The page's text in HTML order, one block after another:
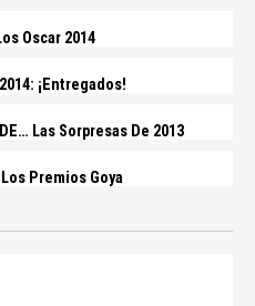
Oscar 2014
2014: ¡Entregados!
Las Sorpresas De 2013
Premios Goya